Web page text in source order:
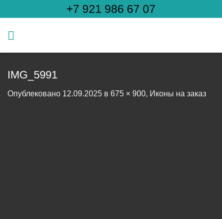
to
content
+7 921 986 67 07
IMG_5991
Опублековано 12.09.2025 в 675 × 900, Иконы на заказ